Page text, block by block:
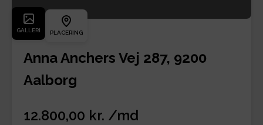
GALLERI PLACERING
Anna Anchers Vej 287, 9200
Aalborg
12.800,00 kr. /md